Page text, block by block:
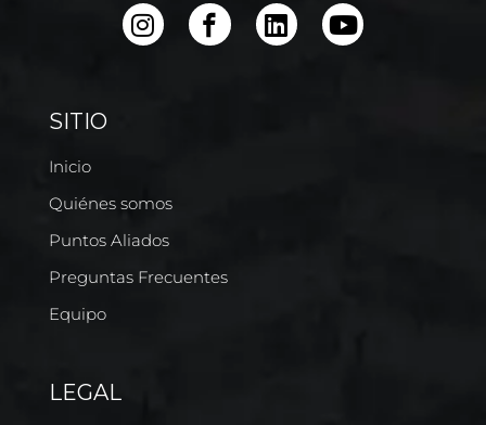
SITIO
Inicio
Quiénes somos
Puntos Aliados
Preguntas Frecuentes
Equipo
LEGAL